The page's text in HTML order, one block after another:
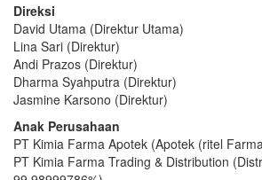
Direksi
David Utama (Direktur Utama)
Lina Sari (Direktur)
Andi Prazos (Direktur)
Dharma Syahputra (Direktur)
Jasmine Karsono (Direktur)
Anak Perusahaan
PT Kimia Farma Apotek (Apotek (ritel
PT Kimia Farma Trading & Distribution